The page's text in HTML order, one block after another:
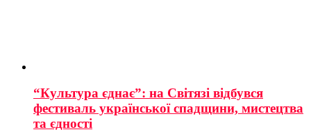
“Культура єднає”: на Світязі відбувся
фестиваль української спадщини, мистецтва
та єдності